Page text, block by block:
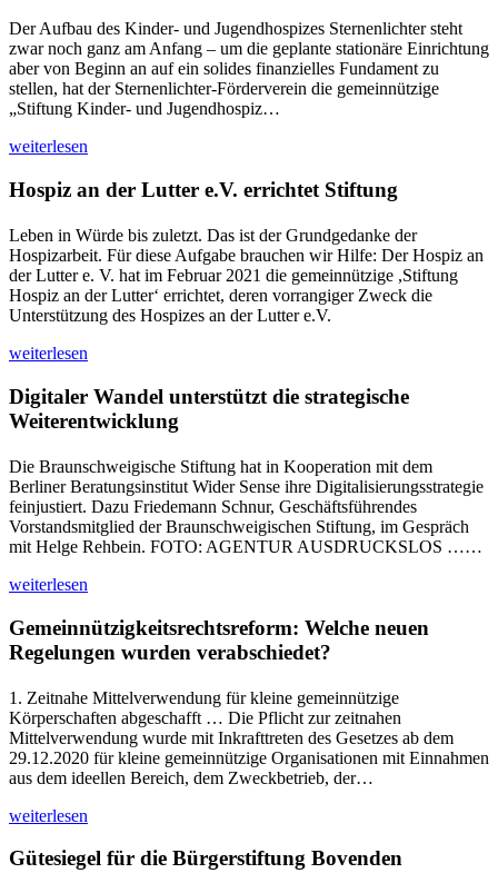
Der Aufbau des Kinder- und Jugendhospizes Sternenlichter steht
zwar noch ganz am Anfang – um die geplante stationäre Einrichtung
aber von Beginn an auf ein solides finanzielles Fundament zu
stellen, hat der Sternenlichter-Förderverein die gemeinnützige
„Stiftung Kinder- und Jugendhospiz…
weiterlesen
Hospiz an der Lutter e.V. errichtet Stiftung
Leben in Würde bis zuletzt. Das ist der Grundgedanke der
Hospizarbeit. Für diese Aufgabe brauchen wir Hilfe: Der Hospiz an
der Lutter e. V. hat im Februar 2021 die gemeinnützige ,Stiftung
Hospiz an der Lutter‘ errichtet, deren vorrangiger Zweck die
Unterstützung des Hospizes an der Lutter e.V.
weiterlesen
Digitaler Wandel unterstützt die strategische
Weiterentwicklung
Die Braunschweigische Stiftung hat in Kooperation mit dem
Berliner Beratungsinstitut Wider Sense ihre Digitalisierungsstrategie
feinjustiert. Dazu Friedemann Schnur, Geschäftsführendes
Vorstandsmitglied der Braunschweigischen Stiftung, im Gespräch
mit Helge Rehbein. FOTO: AGENTUR AUSDRUCKSLOS ……
weiterlesen
Gemeinnützigkeitsrechtsreform: Welche neuen
Regelungen wurden verabschiedet?
1. Zeitnahe Mittelverwendung für kleine gemeinnützige
Körperschaften abgeschafft … Die Pflicht zur zeitnahen
Mittelverwendung wurde mit Inkrafttreten des Gesetzes ab dem
29.12.2020 für kleine gemeinnützige Organisationen mit Einnahmen
aus dem ideellen Bereich, dem Zweckbetrieb, der…
weiterlesen
Gütesiegel für die Bürgerstiftung Bovenden